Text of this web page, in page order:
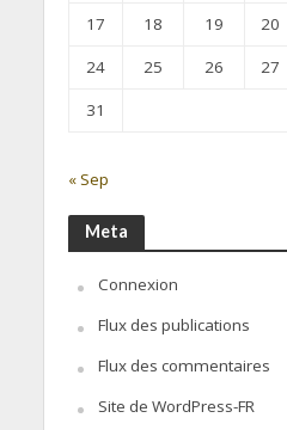
17
18 19 20
24
25 26 27
31
« Sep
Meta
Connexion
Flux des publications
Flux des commentaires
Site de WordPress-FR